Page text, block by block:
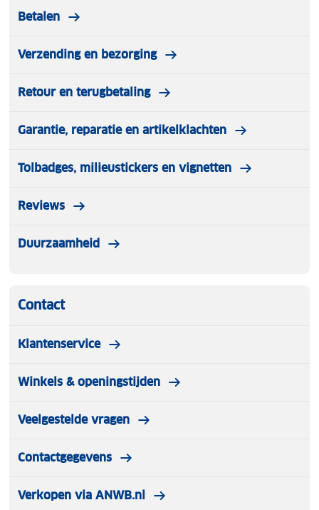
Betalen
Verzending en bezorging
Retour en terugbetaling
Garantie, reparatie en artikelklachten
Tolbadges, milieustickers en vignetten
Reviews
Duurzaamheid
Contact
Klantenservice
Winkels & openingstijden
Veelgestelde vragen
Contactgegevens
Verkopen via ANWB.nl